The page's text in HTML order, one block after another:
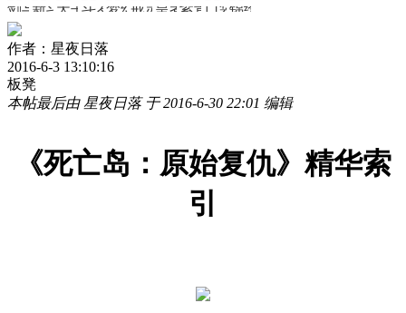
剑与轮回
新斗罗大陆
天书奇谈
斗罗大陆斗神再临
梦幻无间
戒灵传说
皇者紫青双剑
口袋山海经
锦绣江湖
作者：星夜日落
2016-6-3 13:10:16
板凳
本帖最后由 星夜日落 于 2016-6-30 22:01 编辑
《死亡岛：原始复仇》精华索
引